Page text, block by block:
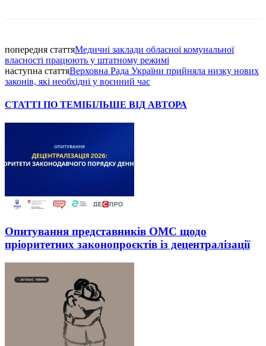
попередня статтяМедичні заклади обласної комунальної
власності працюють у штатному режимі
наступна статтяВерховна Рада України прийняла низку нових
законів, які необхідні у воєнний час
СТАТТІ ПО ТЕМІБІЛЬШЕ ВІД АВТОРА
Опитування представників ОМС щодо
пріоритетних законопроєктів із децентралізації